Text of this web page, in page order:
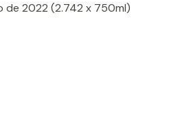
de 2022 (2.742 x 750ml)